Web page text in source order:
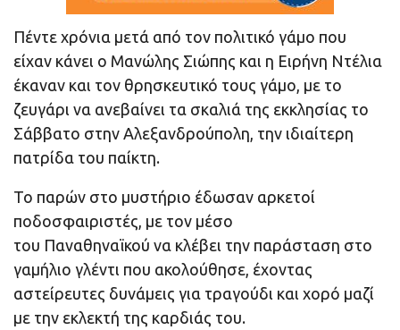
Πέντε χρόνια μετά από τον πολιτικό γάμο που
είχαν κάνει ο Μανώλης Σιώπης και η Ειρήνη Ντέλια
έκαναν και τον θρησκευτικό τους γάμο, με το
ζευγάρι να ανεβαίνει τα σκαλιά της εκκλησίας το
Σάββατο στην Αλεξανδρούπολη, την ιδιαίτερη
πατρίδα του παίκτη.
Το παρών στο μυστήριο έδωσαν αρκετοί
ποδοσφαιριστές, με τον μέσο
του Παναθηναϊκού να κλέβει την παράσταση στο
γαμήλιο γλέντι που ακολούθησε, έχοντας
αστείρευτες δυνάμεις για τραγούδι και χορό μαζί
με την εκλεκτή της καρδιάς του.